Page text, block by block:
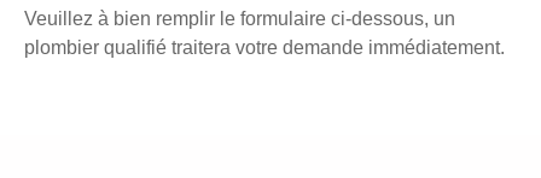
Veuillez à bien remplir le formulaire ci-dessous, un
plombier qualifié traitera votre demande immédiatement.